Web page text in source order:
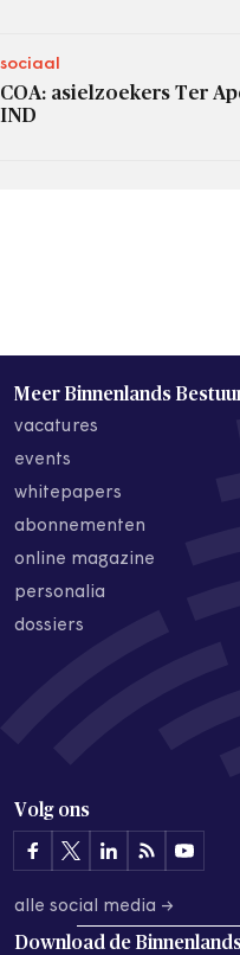
sociaal
COA: asielzoekers Ter
IND
Meer Binnenlands
vacatures
events
whitepapers
abonnementen
online magazine
personalia
dossiers
Volg ons
alle social media →
Download de